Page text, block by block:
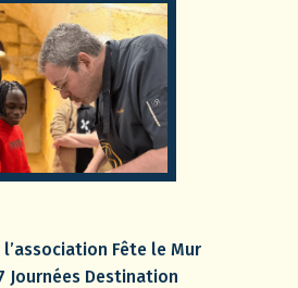
Fête le Mur
Journées Destination